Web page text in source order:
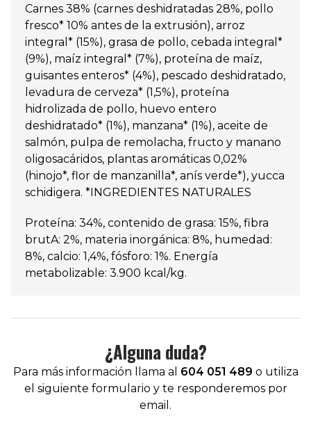
Carnes 38% (carnes deshidratadas 28%, pollo
fresco* 10% antes de la extrusión), arroz
integral* (15%), grasa de pollo, cebada integral*
(9%), maíz integral* (7%), proteína de maíz,
guisantes enteros* (4%), pescado deshidratado,
levadura de cerveza* (1,5%), proteína
hidrolizada de pollo, huevo entero
deshidratado* (1%), manzana* (1%), aceite de
salmón, pulpa de remolacha, fructo y manano
oligosacáridos, plantas aromáticas 0,02%
(hinojo*, flor de manzanilla*, anís verde*), yucca
schidigera. *INGREDIENTES NATURALES
Proteína: 34%, contenido de grasa: 15%, fibra
brutA: 2%, materia inorgánica: 8%, humedad:
8%, calcio: 1,4%, fósforo: 1%. Energía
metabolizable: 3.900 kcal/kg.
¿Alguna duda?
Para más información llama al 604 051 489 o utiliza
el siguiente formulario y te responderemos por
email.